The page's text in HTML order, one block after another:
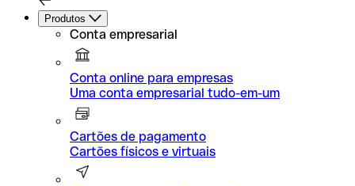
Produtos
Conta empresarial
Conta online para empresas
Uma conta empresarial tudo-em-um
Cartões de pagamento
Cartões físicos e virtuais